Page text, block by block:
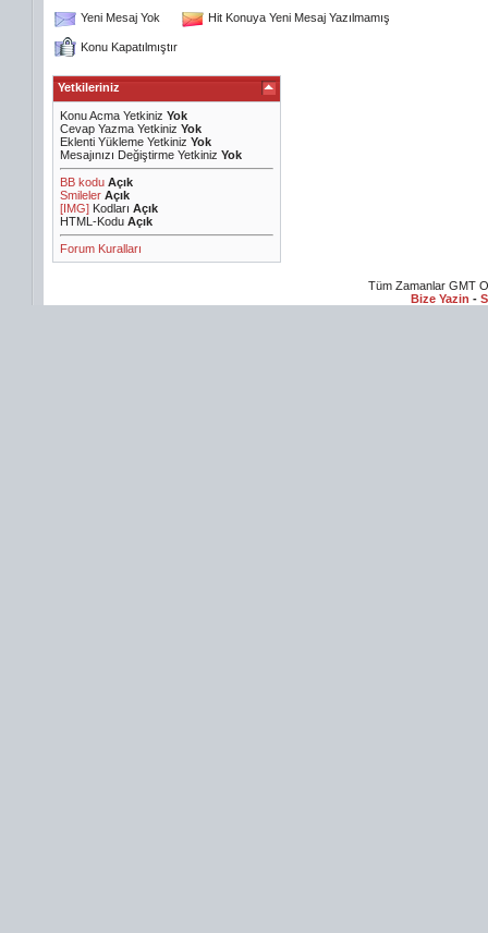
Yeni Mesaj Yok Hit Konuya Yeni Mesaj Yazılmamış
Konu Kapatılmıştır
Yetkileriniz
Konu Acma Yetkiniz Yok
Cevap Yazma Yetkiniz Yok
Eklenti Yükleme Yetkiniz Yok
Mesajınızı Değiştirme Yetkiniz Yok
BB kodu Açık
Smileler Açık
[IMG] Kodları Açık
HTML-Kodu Açık
Forum Kuralları
Tüm Zamanlar GMT
Bize Yazin -